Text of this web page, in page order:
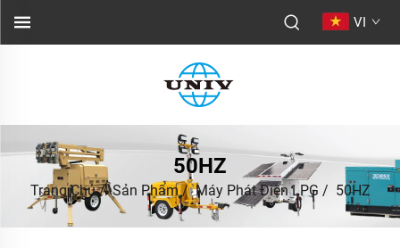
VI
50HZ
Trang Chủ/Sản Phẩm/Máy Phát Điện LPG / 50HZ